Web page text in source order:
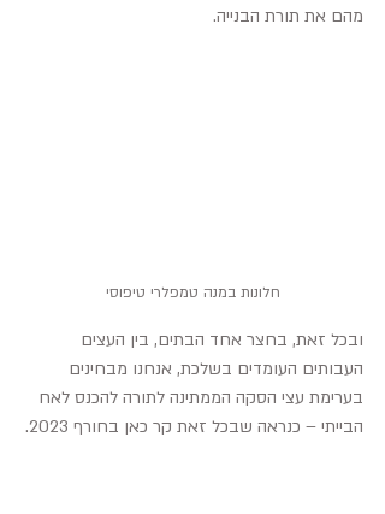
מהם את תורת הבנייה.
חלונות במנה טמפלרי טיפוסי
ובכל זאת, בחצר אחד הבתים, בין העצים
העבותים העומדים בשלכת, אנחנו מבחינים
בערימת עצי הסקה הממתינה לתורה להכנס לאח
הבייתי – כנראה שבכל זאת קר כאן בחורף 2023.